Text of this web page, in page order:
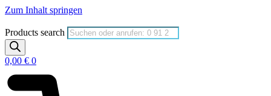
Zum Inhalt springen
Products search
0,00 € 0